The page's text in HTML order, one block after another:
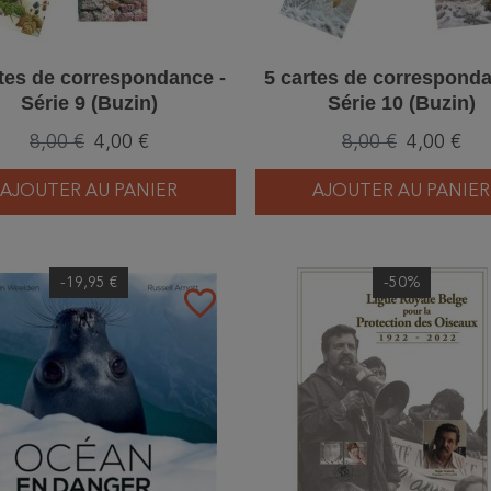
de correspondance -
Série 9 (Buzin)
8,00 € 4,00 €
AJOUTER AU PANIER
5 cartes de
Série 10 (Buzin)
8,00 € 4,00 €
AJOUTER AU PANIER
favorite_border
-19,95 € -50%